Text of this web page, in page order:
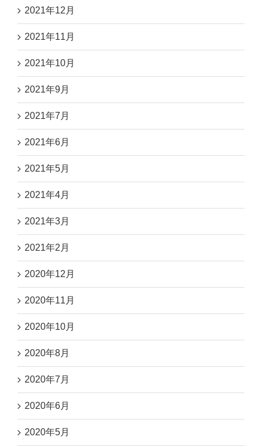
2021年12月
2021年11月
2021年10月
2021年9月
2021年7月
2021年6月
2021年5月
2021年4月
2021年3月
2021年2月
2020年12月
2020年11月
2020年10月
2020年8月
2020年7月
2020年6月
2020年5月